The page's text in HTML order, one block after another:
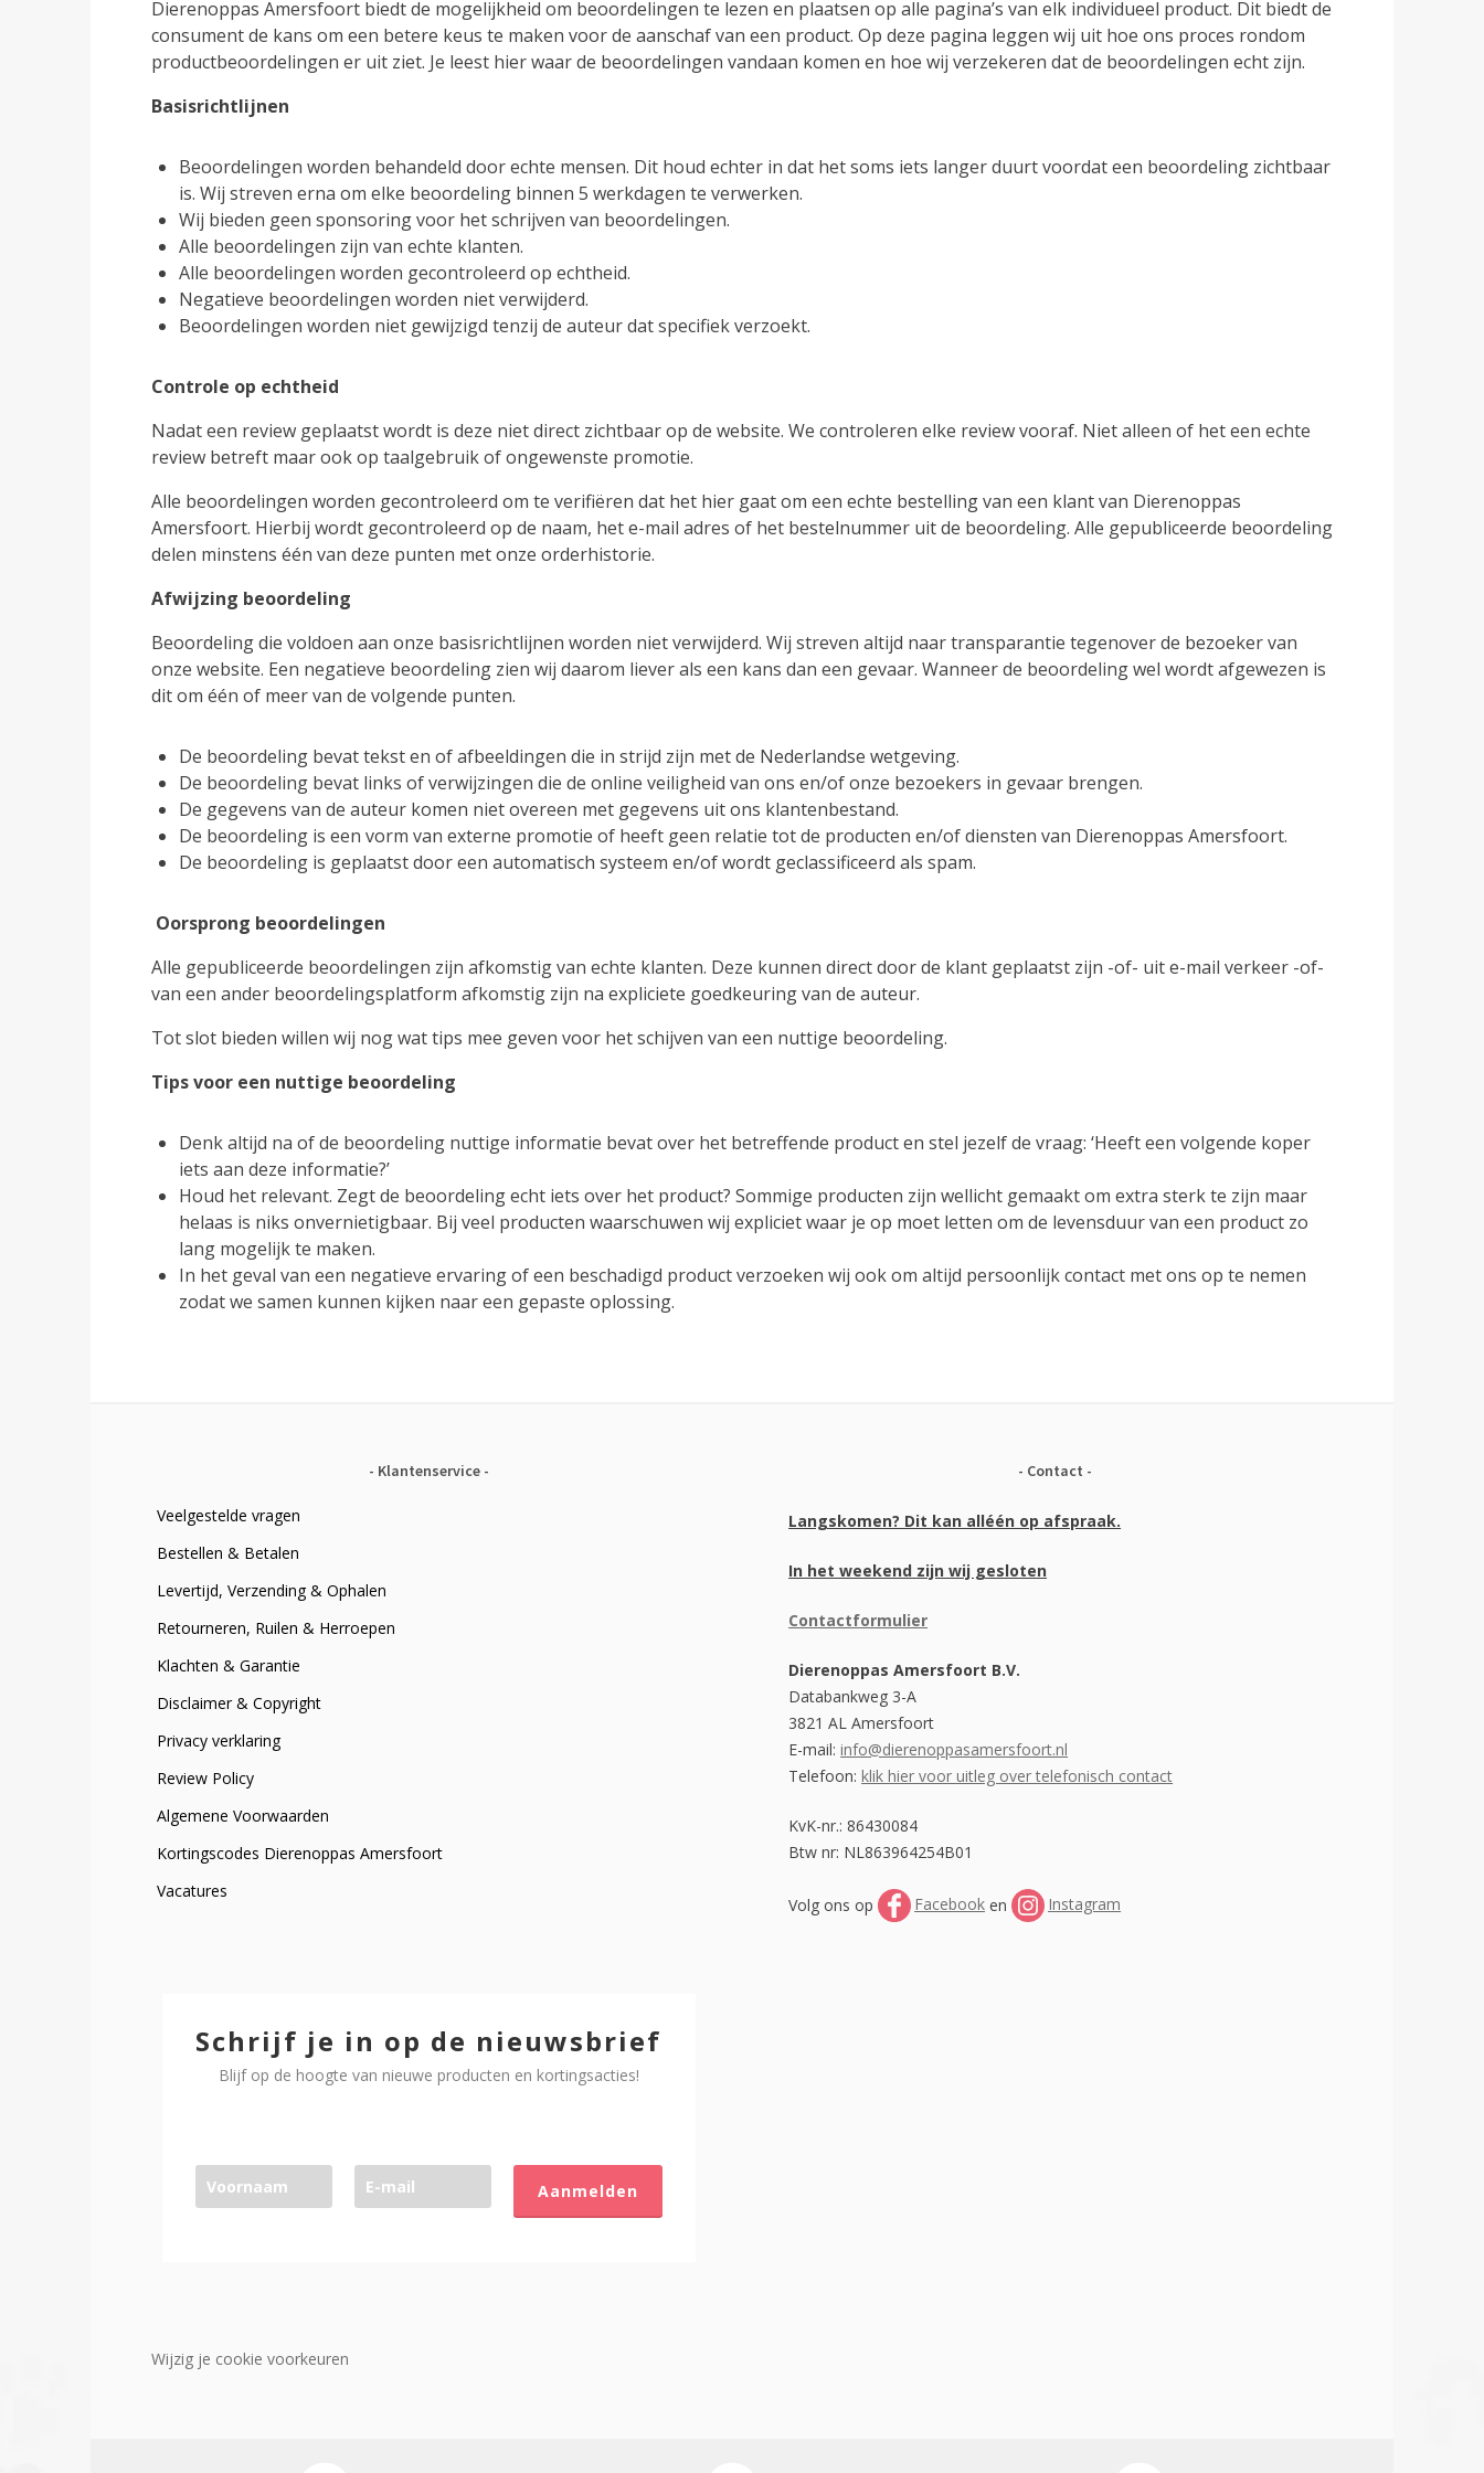
Dierenoppas Amersfoort biedt de mogelijkheid om beoordelingen te lezen en plaatsen op alle pagina’s van elk individueel product. Dit biedt de
consument de kans om een betere keus te maken voor de aanschaf van een product. Op deze pagina leggen wij uit hoe ons proces rondom
productbeoordelingen er uit ziet. Je leest hier waar de beoordelingen vandaan komen en hoe wij verzekeren dat de beoordelingen echt zijn.
Basisrichtlijnen
Beoordelingen worden behandeld door echte mensen. Dit houd echter in dat het soms iets langer duurt voordat een beoordeling zichtbaar
is. Wij streven erna om elke beoordeling binnen 5 werkdagen te verwerken.
Wij bieden geen sponsoring voor het schrijven van beoordelingen.
Alle beoordelingen zijn van echte klanten.
Alle beoordelingen worden gecontroleerd op echtheid.
Negatieve beoordelingen worden niet verwijderd.
Beoordelingen worden niet gewijzigd tenzij de auteur dat specifiek verzoekt.
Controle op echtheid
Nadat een review geplaatst wordt is deze niet direct zichtbaar op de website. We controleren elke review vooraf. Niet alleen of het een echte
review betreft maar ook op taalgebruik of ongewenste promotie.
Alle beoordelingen worden gecontroleerd om te verifiëren dat het hier gaat om een echte bestelling van een klant van Dierenoppas
Amersfoort. Hierbij wordt gecontroleerd op de naam, het e-mail adres of het bestelnummer uit de beoordeling. Alle gepubliceerde beoordeling
delen minstens één van deze punten met onze orderhistorie.
Afwijzing beoordeling
Beoordeling die voldoen aan onze basisrichtlijnen worden niet verwijderd. Wij streven altijd naar transparantie tegenover de bezoeker van
onze website. Een negatieve beoordeling zien wij daarom liever als een kans dan een gevaar. Wanneer de beoordeling wel wordt afgewezen is
dit om één of meer van de volgende punten.
De beoordeling bevat tekst en of afbeeldingen die in strijd zijn met de Nederlandse wetgeving.
De beoordeling bevat links of verwijzingen die de online veiligheid van ons en/of onze bezoekers in gevaar brengen.
De gegevens van de auteur komen niet overeen met gegevens uit ons klantenbestand.
De beoordeling is een vorm van externe promotie of heeft geen relatie tot de producten en/of diensten van Dierenoppas Amersfoort.
De beoordeling is geplaatst door een automatisch systeem en/of wordt geclassificeerd als spam.
Oorsprong beoordelingen
Alle gepubliceerde beoordelingen zijn afkomstig van echte klanten. Deze kunnen direct door de klant geplaatst zijn -of- uit e-mail verkeer -of-
van een ander beoordelingsplatform afkomstig zijn na expliciete goedkeuring van de auteur.
Tot slot bieden willen wij nog wat tips mee geven voor het schijven van een nuttige beoordeling.
Tips voor een nuttige beoordeling
Denk altijd na of de beoordeling nuttige informatie bevat over het betreffende product en stel jezelf de vraag: ‘Heeft een volgende koper
iets aan deze informatie?’
Houd het relevant. Zegt de beoordeling echt iets over het product? Sommige producten zijn wellicht gemaakt om extra sterk te zijn maar
helaas is niks onvernietigbaar. Bij veel producten waarschuwen wij expliciet waar je op moet letten om de levensduur van een product zo
lang mogelijk te maken.
In het geval van een negatieve ervaring of een beschadigd product verzoeken wij ook om altijd persoonlijk contact met ons op te nemen
zodat we samen kunnen kijken naar een gepaste oplossing.
Klantenservice
Veelgestelde vragen
Bestellen & Betalen
Levertijd, Verzending & Ophalen
Retourneren, Ruilen & Herroepen
Klachten & Garantie
Disclaimer & Copyright
Privacy verklaring
Review Policy
Algemene Voorwaarden
Kortingscodes Dierenoppas Amersfoort
Vacatures
Schrijf je in op de nieuwsbrief
Blijf op de hoogte van nieuwe producten en kortingsacties!
Aanmelden
Wijzig je cookie voorkeuren
Contact
Langskomen? Dit kan alléén op afspraak.
In het weekend zijn wij gesloten
Contactformulier
Dierenoppas Amersfoort B.V.
Databankweg 3-A
3821 AL Amersfoort
E-mail:info@dierenoppasamersfoort.nl
Telefoon:klik hier voor uitleg over telefonisch contact
KvK-nr.: 86430084
Btw nr: NL863964254B01
Volg ons op Facebook en Instagram